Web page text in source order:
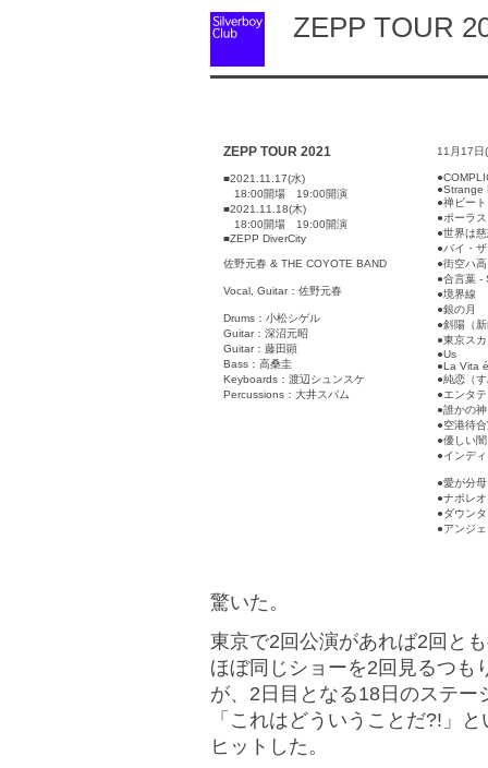
ZEPP TOUR
ZEPP TOUR 2021
■2021.11.17(水)
18:00開場 19:00開演
■2021.11.18(木)
18:00開場 19:00開演
■ZEPP DiverCity
佐野元春 & THE COYOTE BAND
Vocal, Guitar：佐野元春
Drums：小松シゲル
Guitar：深沼元昭
Guitar：藤田顕
Bass：高桑圭
Keyboards：渡辺シュンスケ
Percussions：大井スパム
11月17日
●Strange
●禅ビート
●ポーラ
●世界は
●バイ・
●街空ハ
●合言葉 -
●境界線
●銀の月
●斜陽（
●東京ス
●Us
●La Vita
●純恋（
●エンタ
●誰かの神
●空港待
●優しい闇
●インデ
●愛が分母
●ナポレ
●ダウン
●アンジ
驚いた。
東京で2回公演があれば2回と
ほぼ同じショーを2回見るつも
が、2日目となる18日のステ
「これはどういうことだ?!」
ヒットした。